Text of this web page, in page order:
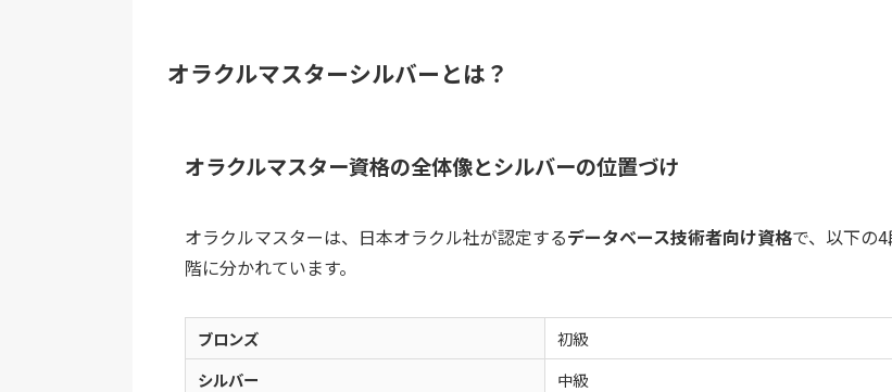
オラクルマスターシルバーとは？
オラクルマスター資格の全体像とシルバーの位置づけ
オラクルマスターは、日本オラクル社が認定するデータベース技術者向け資格で、以下の4
階に分かれています。
ブロンズ
初級
シルバー
中級